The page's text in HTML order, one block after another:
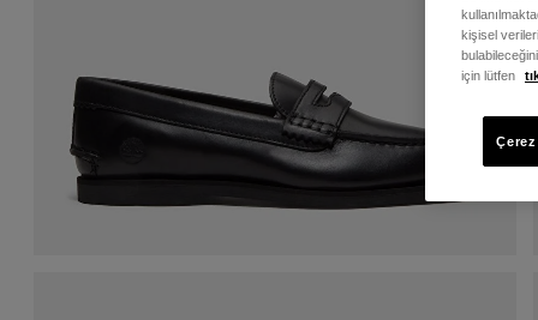
kişisel
için lütfen
Çerez